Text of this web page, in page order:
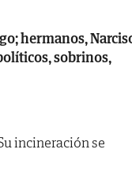
hermanos,
sobrinos,
incineración se